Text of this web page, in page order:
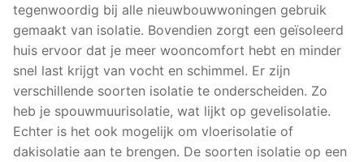
tegenwoordig bij alle nieuwbouwwoningen gebruik
gemaakt van isolatie. Bovendien zorgt een geïsoleerd
huis ervoor dat je meer wooncomfort hebt en minder
snel last krijgt van vocht en schimmel. Er zijn
verschillende soorten isolatie te onderscheiden. Zo
heb je spouwmuurisolatie, wat lijkt op gevelisolatie.
Echter is het ook mogelijk om vloerisolatie of
dakisolatie aan te brengen. De soorten isolatie op een